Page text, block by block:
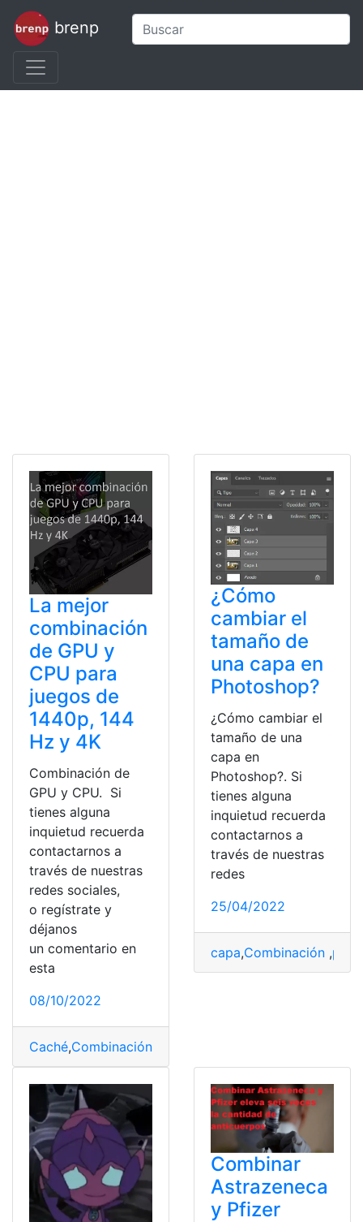
brenp
La mejor
combinación
de GPU y
CPU para
juegos de
1440p, 144
Hz y 4K
Combinación de
GPU y CPU. Si
tienes alguna
inquietud recuerda
contactarnos a
través de nuestras
redes sociales,
o regístrate y
déjanos
un comentario en
esta
08/10/2022
Caché,Combinación
¿Cómo
cambiar el
tamaño de
una capa en
Photoshop?
¿Cómo cambiar el
tamaño de una
capa en
Photoshop?. Si
tienes alguna
inquietud recuerda
contactarnos a
través de nuestras
redes
25/04/2022
capa,Combinación ,
Combinar
Astrazeneca
y Pfizer